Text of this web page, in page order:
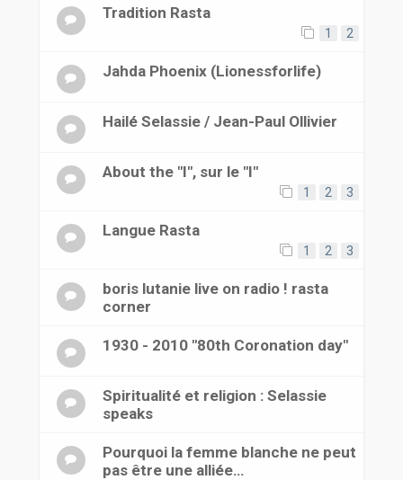
Tradition Rasta
1 2
Jahda Phoenix (Lionessforlife)
Hailé Selassie / Jean-Paul Ollivier
About the "I", sur le "I"
1 2 3
Langue Rasta
1 2 3
boris lutanie live on radio ! rasta
corner
1930 - 2010 "80th Coronation day"
Spiritualité et religion : Selassie
speaks
Pourquoi la femme blanche ne peut
pas être une alliée…